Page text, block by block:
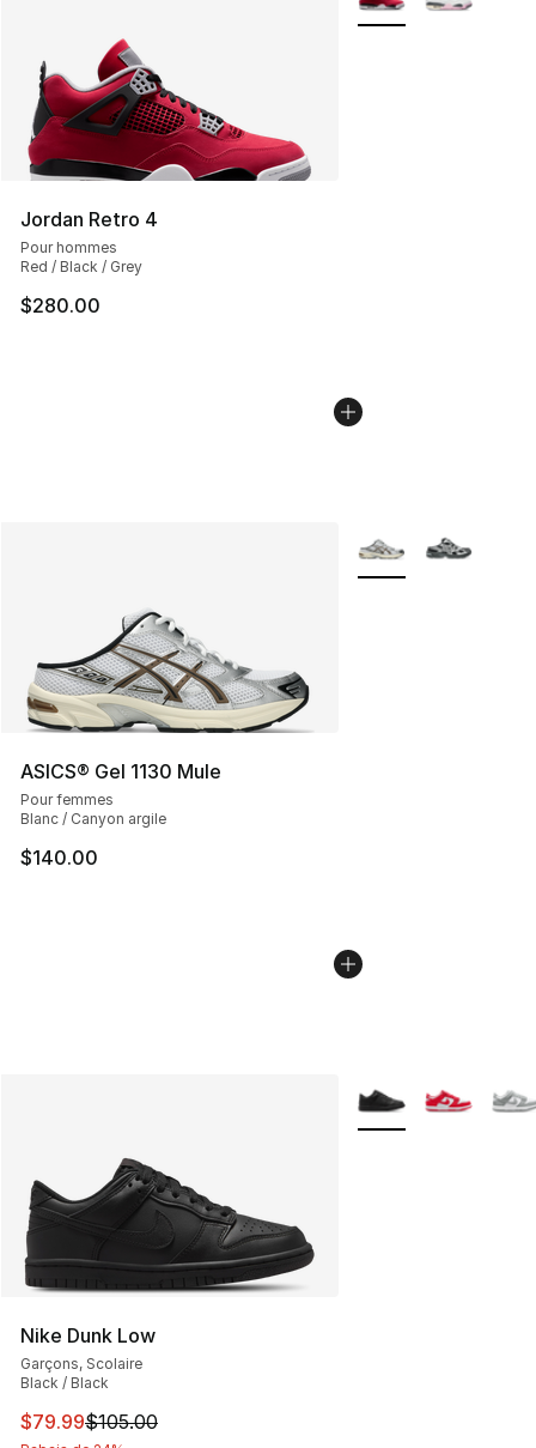
Jordan Retro 4
Pour hommes
Red / Black / Grey
$280.00
ASICS® Gel 1130 Mule
Pour femmes
Blanc / Canyon argile
$140.00
Plus de couleurs
Nike Dunk Low
Garçons, Scolaire
Black / Black
Cet article est en solde. Le prix est passé de $105.00 à
$79.99$105.00
Plus de couleurs